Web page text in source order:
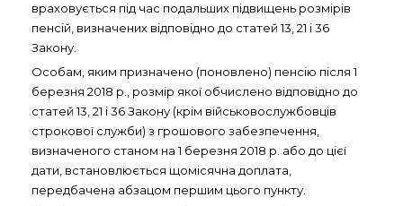
враховується під час подальших підвищень розмірів
пенсій, визначених відповідно до статей 13, 21 і 36
Закону.
Особам, яким призначено (поновлено) пенсію після 1
березня 2018 р., розмір якої обчислено відповідно до
статей 13, 21 і 36 Закону (крім військовослужбовців
строкової служби) з грошового забезпечення,
визначеного станом на 1 березня 2018 р. або до цієї
дати, встановлюється щомісячна доплата,
передбачена абзацом першим цього пункту.